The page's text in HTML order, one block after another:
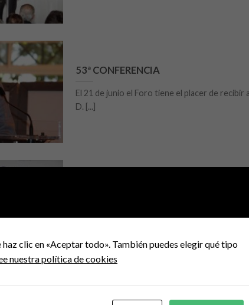
53ª CONFERENCIA
El 21 de junio el Foro tiene el placer de recibir
D. [...]
La segunda convocatoria del año, trae al Foro
clic en «Aceptar todo». También puedes elegir qué tipo
nuestra política de cookies